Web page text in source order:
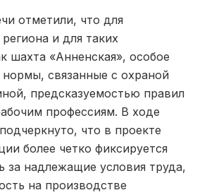
отметили, что для
и для таких
шахта «Анненская», особое
связанные с охраной
предсказуемостью правил
профессиям. В ходе
что в проекте
более четко фиксируется
за надлежащие условия труда,
на производстве